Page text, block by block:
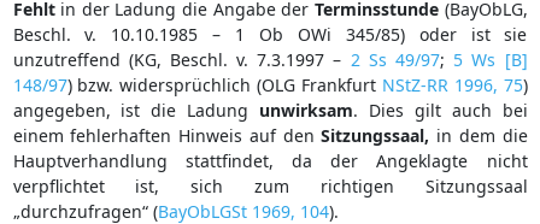
Fehltin der Ladung die Angabe der Terminsstunde (BayObLG,
Beschl. v. 10.10.1985 – 1 Ob OWi 345/85) oder ist sie
unzutreffend (KG, Beschl. v. 7.3.1997 – 2 Ss 49/97; 5 Ws [B]
148/97) bzw. widersprüchlich (OLG Frankfurt NStZ-RR 1996, 75)
angegeben, ist die Ladung unwirksam. Dies gilt auch bei
einem fehlerhaften Hinweis auf denSitzungssaal, in dem die
Hauptverhandlung stattfindet, da der Angeklagte nicht
verpflichtet ist, sich zum richtigen Sitzungssaal
„durchzufragen“ (BayObLGSt 1969, 104).